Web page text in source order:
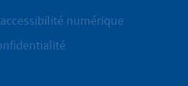
numérique